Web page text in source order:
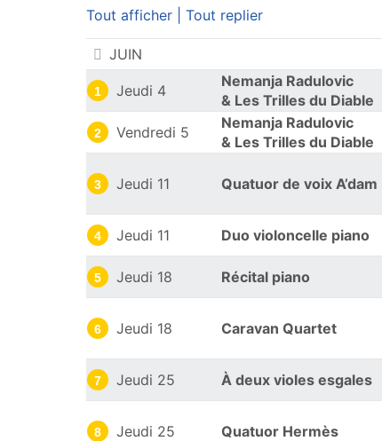
Tout afficher
Tout replier
Les concerts
JUIN
1 Jeudi 4
Nemanja Radulovic
& Les Trilles du Diable
2 Vendredi 5
Nemanja Radulovic
& Les Trilles du Diable
3 Jeudi 11 Quatuor de voix A’dam
4 Jeudi 11 Duo violoncelle piano
5 Jeudi 18 Récital piano
6 Jeudi 18 Caravan Quartet
7 Jeudi 25 À deux violes esgales
8 Jeudi 25 Quatuor Hermès